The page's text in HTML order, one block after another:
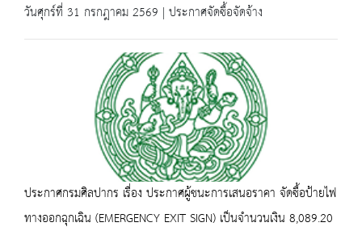
วันศุกร์ที่ 31 กรกฎาคม 2569 | ประกาศจัดซื้อจัดจ้าง
ประกาศกรมศิลปากร เรื่อง ประกาศผู้ชนะการเสนอราคา จัดซื้อป้ายไฟ
ทางออกฉุกเฉิน (EMERGENCY EXIT SIGN) เป็นจำนวนเงิน 8,089.20